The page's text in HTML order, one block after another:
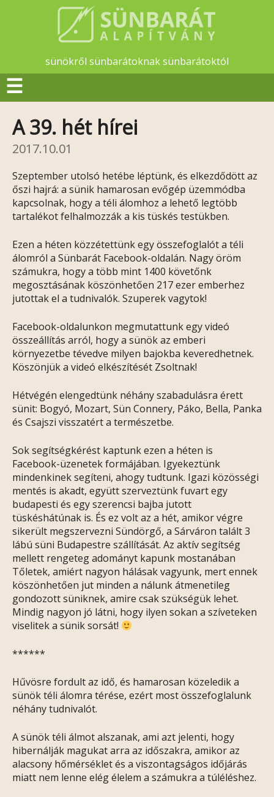
sünökről sünbarátoknak sünbarátoktól
☰
A 39. hét hírei
2017.10.01
Szeptember utolsó hetébe léptünk, és elkezdődött az
őszi hajrá: a sünik hamarosan evőgép üzemmódba
kapcsolnak, hogy a téli álomhoz a lehető legtöbb
tartalékot felhalmozzák a kis tüskés testükben.
Ezen a héten közzétettünk egy összefoglalót a téli
álomról a Sünbarát Facebook-oldalán. Nagy öröm
számukra, hogy a több mint 1400 követőnk
megosztásának köszönhetően 217 ezer emberhez
jutottak el a tudnivalók. Szuperek vagytok!
Facebook-oldalunkon megmutattunk egy videó
összeállítás arról, hogy a sünök az emberi
környezetbe tévedve milyen bajokba keveredhetnek.
Köszönjük a videó elkészítését Zsoltnak!
Hétvégén elengedtünk néhány szabadulásra érett
sünit: Bogyó, Mozart, Sün Connery, Páko, Bella, Panka
és Csajszi visszatért a természetbe.
Sok segítségkérést kaptunk ezen a héten is
Facebook-üzenetek formájában. Igyekeztünk
mindenkinek segíteni, ahogy tudtunk. Igazi közösségi
mentés is akadt, együtt szerveztünk fuvart egy
budapesti és egy szerencsi bajba jutott
tüskéshátúnak is. És ez volt az a hét, amikor végre
sikerült megszervezni Sündörgő, a Sárváron talált 3
lábú süni Budapestre szállítását. Az aktív segítség
mellett rengeteg adományt kapunk mostanában
Tőletek, amiért nagyon hálásak vagyunk, mert ennek
köszönhetően jut minden a nálunk átmenetileg
gondozott süniknek, amire csak szükségük lehet.
Mindig nagyon jó látni, hogy ilyen sokan a szíveteken
viselitek a sünik sorsát!
******
Hűvösre fordult az idő, és hamarosan közeledik a
sünök téli álomra térése, ezért most összefoglalunk
néhány tudnivalót.
A sünök téli álmot alszanak, ami azt jelenti, hogy
hibernálják magukat arra az időszakra, amikor az
alacsony hőmérséklet és a viszontagságos időjárás
miatt nem lenne elég élelem a számukra a túléléshez.